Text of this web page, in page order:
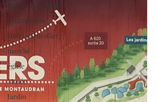
Bars et restaurants
Architecture
Hôtel particulier
marché
église
Musée
Jardin